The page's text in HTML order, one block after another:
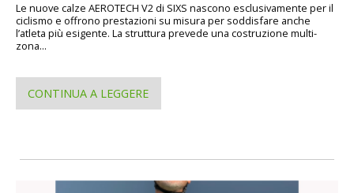
Le nuove calze AEROTECH V2 di SIXS nascono esclusivamente per il
ciclismo e offrono prestazioni su misura per soddisfare anche
l’atleta più esigente. La struttura prevede una costruzione multi-
zona...
CONTINUA A LEGGERE